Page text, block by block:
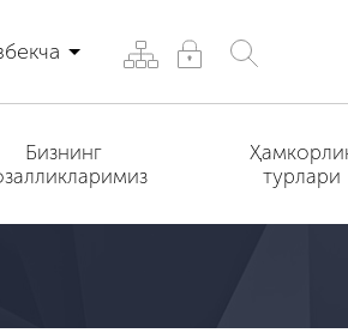
Бизнинг
турлари